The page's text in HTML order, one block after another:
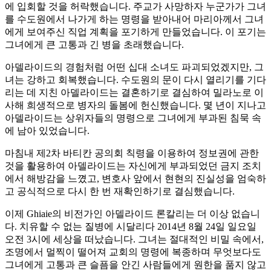
에 입회할 것을 허락했습니다. 주교가 사망하자 누군가가 그녀
를 수도원에서 나가게 하는 명령을 받아내어 마리아께서 그녀
에게 보여주신 직업 계획을 포기하게 만들었습니다. 이 포기는
그녀에게 큰 고통과 긴 병을 초래했습니다.
아델라이드의 경험처럼 어떤 십대 소녀도 파괴되었겠지만, 그
녀는 강하고 회복했습니다. 수도원의 문이 다시 열리기를 기다
리는 데 지친 아델라이드는 결혼하기로 결심하여 밀라노로 이
사해 희생적으로 병자의 돌봄에 헌신했습니다. 몇 년이 지나고
아델라이드는 상위자들의 명령으로 그녀에게 부과된 침묵 속
에 남아 있었습니다.
마침내 제2차 바티칸 공의회 칙령을 이용하여 정보권에 관한
것을 활용하여 아델라이드는 자신에게 부과되었던 금지 조치
에서 해방감을 느꼈고, 변호사 앞에서 현현의 진실성을 엄숙하
고 공식적으로 다시 한 번 재확인하기로 결심했습니다.
이제 Ghiaie의 비전가인 아델라이드 론칼리는 더 이상 없습니
다. 치유할 수 없는 질병에 시달리다 2014년 8월 24일 일요일
오전 3시에 세상을 떠났습니다. 그녀는 절대적인 비밀 속에서,
조명에서 멀찍이 떨어져 교회의 명령에 복종하며 무엇보다도
그녀에게 고통과 큰 슬픔을 안긴 사람들에게 원한을 품지 않고